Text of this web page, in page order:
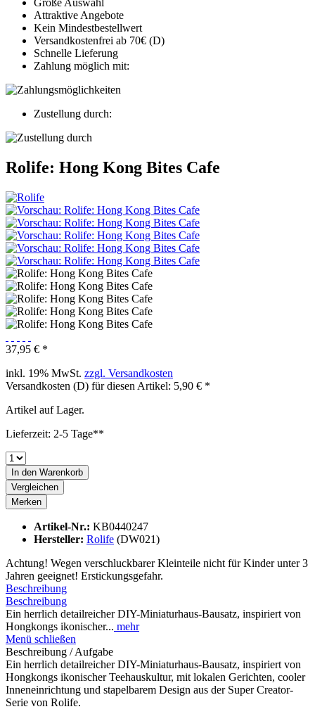
Große Auswahl
Attraktive Angebote
Kein Mindestbestellwert
Versandkostenfrei ab 70€ (D)
Schnelle Lieferung
Zahlung möglich mit:
Zustellung durch:
Rolife: Hong Kong Bites Cafe
37,95 € *
inkl. 19% MwSt. zzgl. Versandkosten
Versandkosten (D) für diesen Artikel: 5,90 € *
Artikel auf Lager.
Lieferzeit: 2-5 Tage**
In den Warenkorb
Vergleichen
Merken
Artikel-Nr.: KB0440247
Hersteller: Rolife (DW021)
Achtung! Wegen verschluckbarer Kleinteile nicht für Kinder unter 3
Jahren geeignet! Erstickungsgefahr.
Beschreibung
Beschreibung
Ein herrlich detailreicher DIY-Miniaturhaus-Bausatz, inspiriert von
Hongkongs ikonischer... mehr
Menü schließen
Beschreibung / Aufgabe
Ein herrlich detailreicher DIY-Miniaturhaus-Bausatz, inspiriert von
Hongkongs ikonischer Teehauskultur, mit lokalen Gerichten, cooler
Inneneinrichtung und stapelbarem Design aus der Super Creator-
Serie von Rolife.